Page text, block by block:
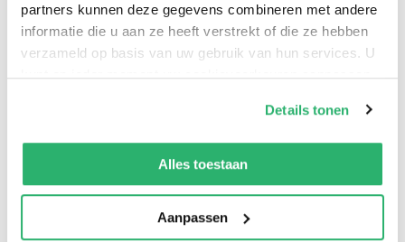
partners kunnen deze gegevens combineren met andere
informatie die u aan ze heeft verstrekt of die ze hebben
verzameld op basis van uw gebruik van hun services. U
kunt op ieder moment uw cookievoorkeuren aanpassen
We werken samen met13 derdendie uw gegevens
kunnen ontvangen en verwerken.
Details tonen
Alles toestaan
Aanpassen
A fictionalised account of the Kaiser Wilhelm’s last
years in Nazi-occupied Holland.